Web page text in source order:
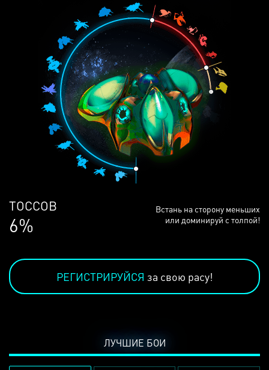
ЛЮДЕЙ
68%
Встань на сторону меньших
или доминируй с толпой!
РЕГИСТРИРУЙСЯ за свою расу!
ЛУЧШИЕ БОИ